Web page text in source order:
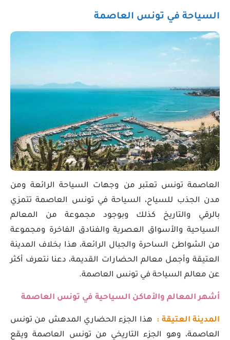
السياحة في تونس العاصمة
العاصمة تونس تعتبر من وجهات السياحة الرائعة ومن
مدن الجذب للسياح، السياحة في تونس العاصمة تتمزي
بالرقي والتاريخ كذلك وبوجود مجموعة من المعالم
السياحية والأسواق العصرية والفنادق الفاخرة ومجموعة
من الشواطئ الساحرة والجبال الرائعة، هذا بخلاف المدينة
العتيقة وأجمل معالم الحضارات القديمة، دعنا نتعرف أكثر
عن معالم السياحة في تونس العاصمة.
أشهر المعالم والأماكن السياحية في تونس العاصمة
المدينة العتيقة : هذا الجزء الحضاري المدهش من تونس
العاصمة، وهو الجزء التاريخي من تونس العاصمة ويقع